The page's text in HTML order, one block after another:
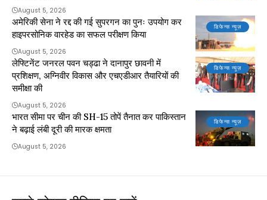
August 5, 2026
डिफेन्स न्यूज़
अमेरिकी सेना ने रद्द की गई सुपरगन का पुनः उपयोग कर
हाइपरसोनिक वारहेड का सफल परीक्षण किया
August 5, 2026
डिफेन्स न्यूज़
लेफ्टिनेंट जनरल पवन चड्ढा ने दानापुर छावनी में
प्रशिक्षण, अग्निवीर विकास और एचएडीआर तैयारियों की
समीक्षा की
August 5, 2026
डिफेन्स न्यूज़
भारत सीमा पर चीन की SH-15 तोपें तैनात कर पाकिस्तान
ने बढ़ाई लंबी दूरी की मारक क्षमता
August 5, 2026